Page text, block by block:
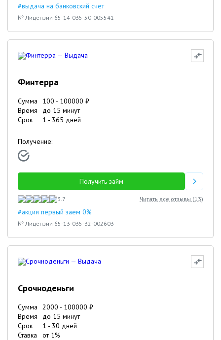
#выдача на банковский счет
№ Лицензии 65-14-035-50-005541
Финтерра
Сумма 100 - 100000 ₽
Время
до 15 минут
Срок
1 - 365 дней
Получение:
Получить займ
3.7 Читать все отзывы (13)
#акция первый заем 0%
№ Лицензии 65-13-035-32-002603
Срочноденьги
Сумма 2000 - 100000 ₽
Время
до 15 минут
Срок
1 - 30 дней
Ставка
от 1%